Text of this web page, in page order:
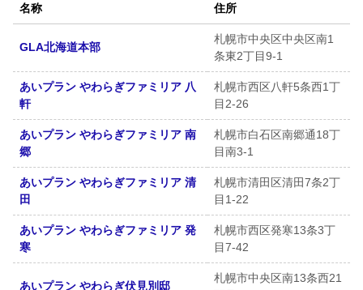
名称 住所
GLA北海道本部
札幌市中央区中央区南1
条東2丁目9-1
あいプラン やわらぎファミリア 八
軒
札幌市西区八軒5条西1丁
目2-26
あいプラン やわらぎファミリア 南
郷
札幌市白石区南郷通18丁
目南3-1
あいプラン やわらぎファミリア 清
田
札幌市清田区清田7条2丁
目1-22
あいプラン やわらぎファミリア 発
寒
札幌市西区発寒13条3丁
目7-42
あいプラン やわらぎ伏見別邸
札幌市中央区南13条西21